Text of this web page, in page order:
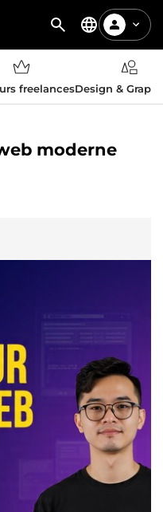
freelancesDesign &
moderne